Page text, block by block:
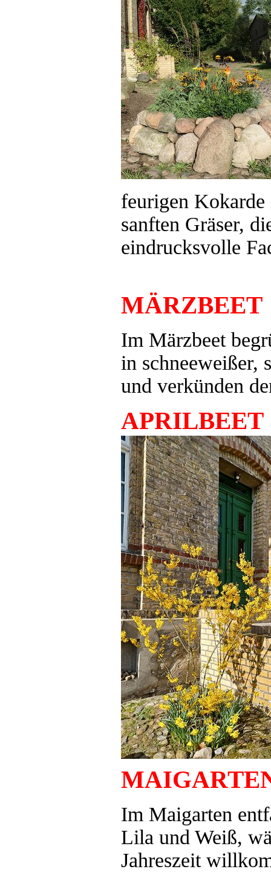
feurigen
sanften Gräser,
eindrucksvolle
MÄRZBEET
Im Märzbeet
in schneeweißer,
und verkünden
APRILBEET
Im Maigarten
Lila und Weiß,
Jahreszeit